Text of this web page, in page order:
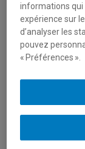
Courriel
Steven Damerval
urbain et en
membre du
des liens dans le
directions de
l’obtention d’un
urbanisme et
informations qui
expérience sur
d’analyser les
pouvez
« Préférences ».